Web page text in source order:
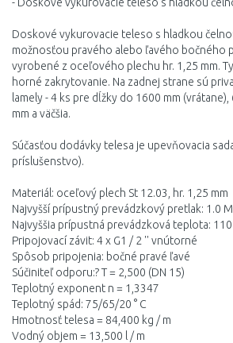
Doskové vykurovacie teleso s hladkou
možnosťou pravého alebo ľavého bočného
vyrobené z oceľového plechu hr. 1,25 mm.
horné zakrytovanie. Na zadnej strane sú
lamely - 4 ks pre dĺžky do 1600 mm
mm a väčšia.
Súčasťou dodávky telesa je upevňovacia
príslušenstvo).
Materiál: oceľový plech St 12.03, hr. 1,25 mm
Najvyšší prípustný prevádzkový pretlak: 1.0
Najvyššia prípustná prevádzková teplota: 110
Pripojovací závit: 4 x G1 / 2 '' vnútorné
Spôsob pripojenia: bočné pravé ľavé
Súčiniteľ odporu:? T = 2,500 (DN 15)
Teplotný exponent n = 1,3347
Teplotný spád: 75/65/20 ° C
Hmotnosť telesa = 84,400 kg / m
Vodný objem = 13,500 l / m